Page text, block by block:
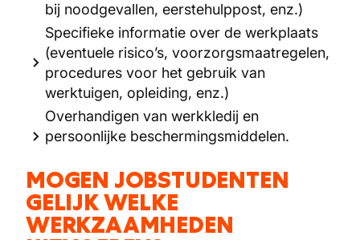
bij noodgevallen, eerstehulppost, enz.)
Specifieke informatie over de werkplaats
(eventuele risico’s, voorzorgsmaatregelen,
procedures voor het gebruik van
werktuigen, opleiding, enz.)
Overhandigen van werkkledij en
persoonlijke beschermingsmiddelen.
MOGEN JOBSTUDENTEN
GELIJK WELKE
WERKZAAMHEDEN